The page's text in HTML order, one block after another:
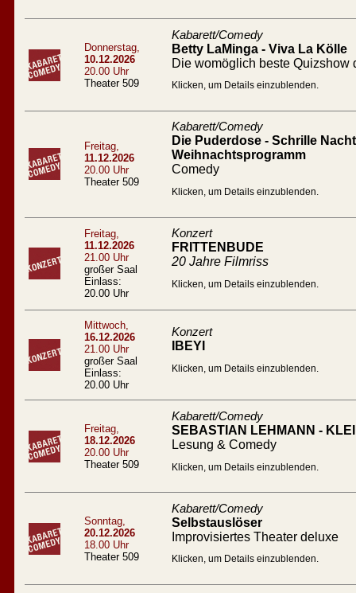
Donnerstag,
10.12.2026
20.00 Uhr
Theater 509
Kabarett/Comedy
Betty LaMinga - Viva La Kölle
Die womöglich beste Quizshow
Klicken, um Details einzublenden.
Freitag,
11.12.2026
20.00 Uhr
Theater 509
Kabarett/Comedy
Die Puderdose - Schrille
Weihnachtsprogramm
Comedy
Klicken, um Details einzublenden.
Freitag,
11.12.2026
21.00 Uhr
großer Saal
Einlass:
20.00 Uhr
Konzert
FRITTENBUDE
20 Jahre Filmriss
Klicken, um Details einzublenden.
Mittwoch,
16.12.2026
21.00 Uhr
großer Saal
Einlass:
20.00 Uhr
Konzert
IBEYI
Klicken, um Details einzublenden.
Freitag,
18.12.2026
20.00 Uhr
Theater 509
Kabarett/Comedy
SEBASTIAN LEHMANN -
Lesung & Comedy
Klicken, um Details einzublenden.
Sonntag,
20.12.2026
18.00 Uhr
Theater 509
Kabarett/Comedy
Selbstauslöser
Improvisiertes Theater deluxe
Klicken, um Details einzublenden.